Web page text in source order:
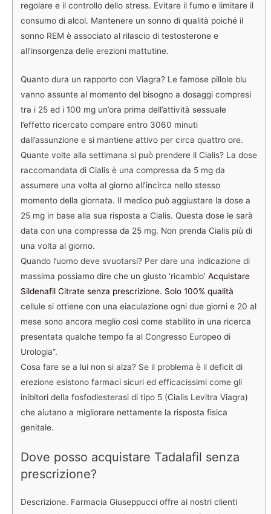
regolare e il controllo dello stress. Evitare il fumo e limitare il
consumo di alcol. Mantenere un sonno di qualità poiché il
sonno REM è associato al rilascio di testosterone e
all’insorgenza delle erezioni mattutine.
Quanto dura un rapporto con Viagra? Le famose pillole blu
vanno assunte al momento del bisogno a dosaggi compresi
tra i 25 ed i 100 mg un’ora prima dell’attività sessuale
l’effetto ricercato compare entro 3060 minuti
dall’assunzione e si mantiene attivo per circa quattro ore.
Quante volte alla settimana si può prendere il Cialis? La dose
raccomandata di Cialis è una compressa da 5 mg da
assumere una volta al giorno all’incirca nello stesso
momento della giornata. Il medico può aggiustare la dose a
25 mg in base alla sua risposta a Cialis. Questa dose le sarà
data con una compressa da 25 mg. Non prenda Cialis più di
una volta al giorno.
Quando l’uomo deve svuotarsi? Per dare una indicazione di
massima possiamo dire che un giusto ‘ricambio’ Acquistare
Sildenafil Citrate senza prescrizione. Solo 100% qualità
cellule si ottiene con una eiaculazione ogni due giorni e 20 al
mese sono ancora meglio così come stabilito in una ricerca
presentata qualche tempo fa al Congresso Europeo di
Urologia”.
Cosa fare se a lui non si alza? Se il problema è il deficit di
erezione esistono farmaci sicuri ed efficacissimi come gli
inibitori della fosfodiesterasi di tipo 5 (Cialis Levitra Viagra)
che aiutano a migliorare nettamente la risposta fisica
genitale.
Dove posso acquistare Tadalafil senza
prescrizione?
Descrizione. Farmacia Giuseppucci offre ai nostri clienti